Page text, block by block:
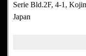
Serie Bld.2F, 4-1,
Japan